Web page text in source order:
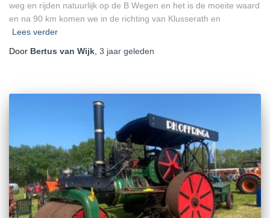
weg en rijden natuurlijk op de B Wegen en het is de moeite waard
en na 90 km komen we in de richting van Klusserath en
Lees verder
Door Bertus van Wijk, 3 jaar geleden